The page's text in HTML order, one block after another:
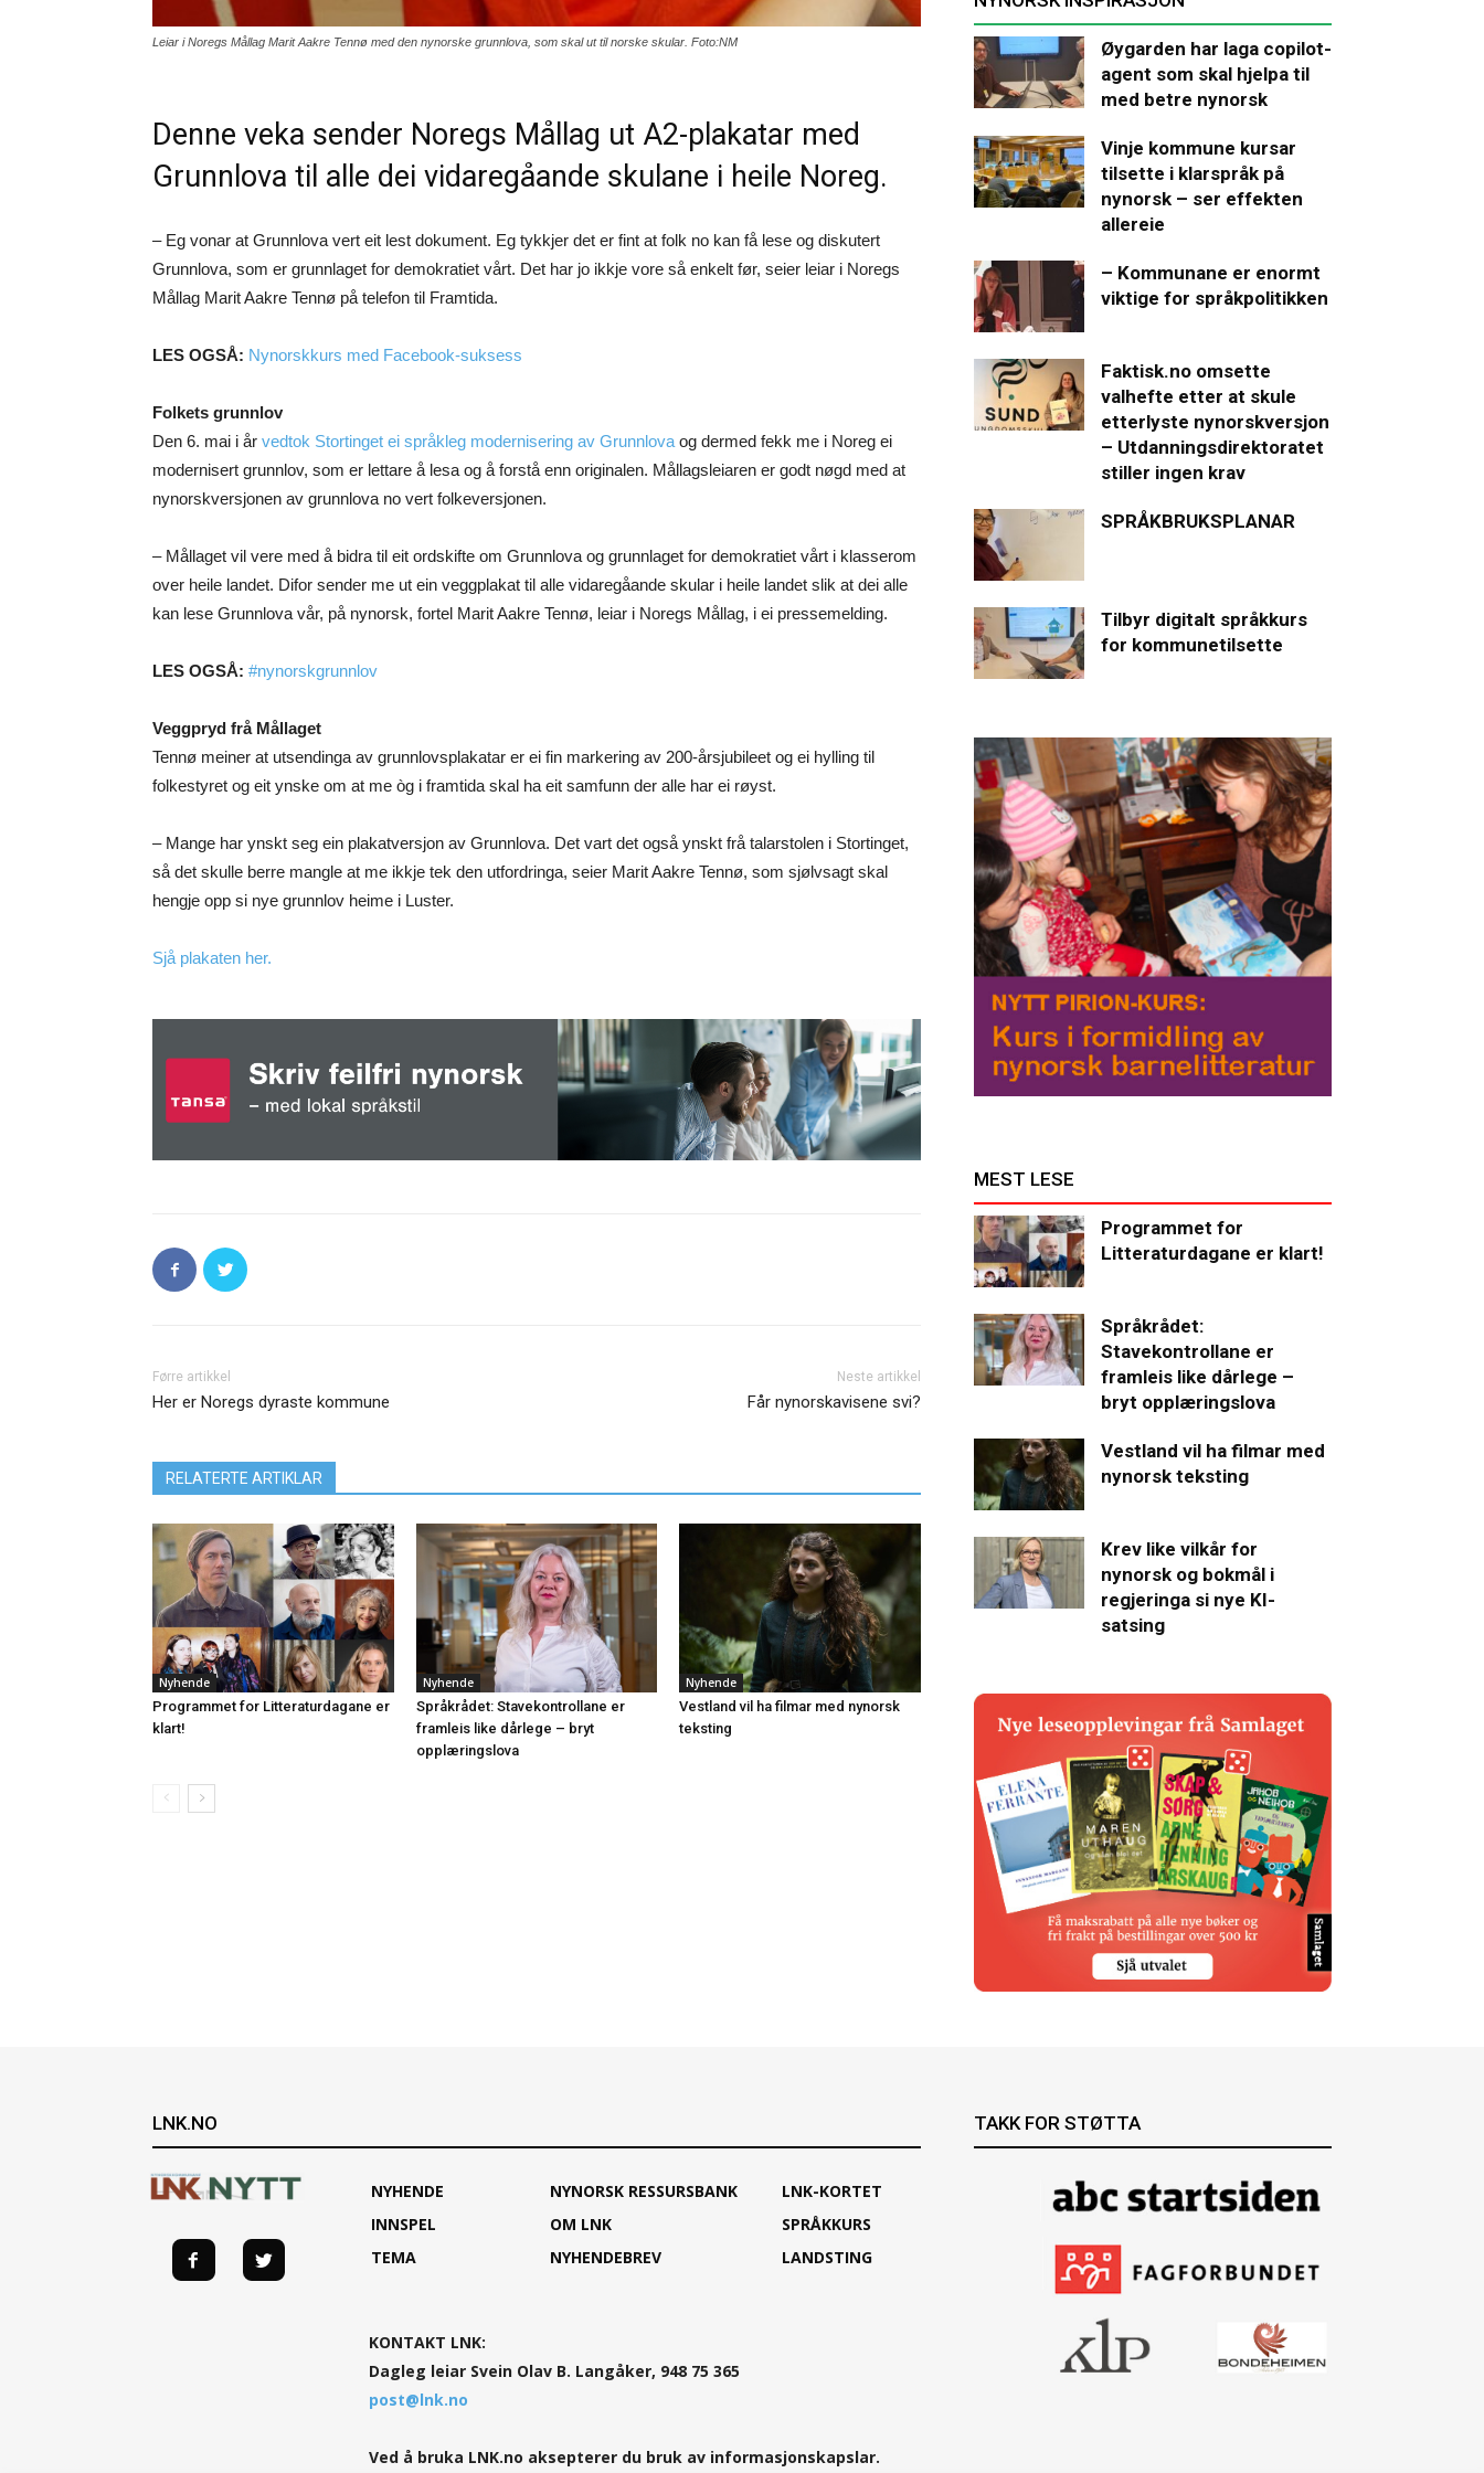
Leiar i Noregs Mållag Marit Aakre Tennø med den nynorske grunnlova, som skal ut til norske skular. Foto:NM
Denne veka sender Noregs Mållag ut A2-plakatar med
Grunnlova til alle dei vidaregåande skulane i heile Noreg.
– Eg vonar at Grunnlova vert eit lest dokument. Eg tykkjer det er fint at folk no kan få lese og diskutert
Grunnlova, som er grunnlaget for demokratiet vårt. Det har jo ikkje vore så enkelt før, seier leiar i Noregs
Mållag Marit Aakre Tennø på telefon til Framtida.
LES OGSÅ: Nynorskkurs med Facebook-suksess
Folkets grunnlov
Den 6. mai i år vedtok Stortinget ei språkleg modernisering av Grunnlova og dermed fekk me i Noreg ei
modernisert grunnlov, som er lettare å lesa og å forstå enn originalen. Mållagsleiaren er godt nøgd med at
nynorskversjonen av grunnlova no vert folkeversjonen.
– Mållaget vil vere med å bidra til eit ordskifte om Grunnlova og grunnlaget for demokratiet vårt i klasserom
over heile landet. Difor sender me ut ein veggplakat til alle vidaregåande skular i heile landet slik at dei alle
kan lese Grunnlova vår, på nynorsk, fortel Marit Aakre Tennø, leiar i Noregs Mållag, i ei pressemelding.
LES OGSÅ: #nynorskgrunnlov
Veggpryd frå Mållaget
Tennø meiner at utsendinga av grunnlovsplakatar er ei fin markering av 200-årsjubileet og ei hylling til
folkestyret og eit ynske om at me òg i framtida skal ha eit samfunn der alle har ei røyst.
– Mange har ynskt seg ein plakatversjon av Grunnlova. Det vart det også ynskt frå talarstolen i Stortinget,
så det skulle berre mangle at me ikkje tek den utfordringa, seier Marit Aakre Tennø, som sjølvsagt skal
hengje opp si nye grunnlov heime i Luster.
Sjå plakaten her.
Førre artikkel
Her er Noregs dyraste kommune
Neste artikkel
Får nynorskavisene svi?
RELATERTE ARTIKLAR
Nyhende
Programmet for Litteraturdagane er
klart!
Nyhende
Språkrådet: Stavekontrollane er
framleis like dårlege – bryt
opplæringslova
Nyhende
Vestland vil ha filmar med nynorsk
teksting
Øygarden har laga copilot-
agent som skal hjelpa til
med betre nynorsk
Vinje kommune kursar
tilsette i klarspråk på
nynorsk – ser effekten
allereie
– Kommunane er enormt
viktige for språkpolitikken
Faktisk.no omsette
valhefte etter at skule
etterlyste nynorskversjon
– Utdanningsdirektoratet
stiller ingen krav
SPRÅKBRUKSPLANAR
Tilbyr digitalt språkkurs
for kommunetilsette
MEST LESE
Programmet for
Litteraturdagane er klart!
Språkrådet:
Stavekontrollane er
framleis like dårlege –
bryt opplæringslova
Vestland vil ha filmar med
nynorsk teksting
Krev like vilkår for
nynorsk og bokmål i
regjeringa si nye KI-
satsing
LNK.NO
NYHENDE
INNSPEL
TEMA
NYNORSK RESSURSBANK
OM LNK
NYHENDEBREV
LNK-KORTET
SPRÅKKURS
LANDSTING
KONTAKT LNK:
Dagleg leiar Svein Olav B. Langåker, 948 75 365
post@lnk.no
Ved å bruka LNK.no aksepterer du bruk av informasjonskapslar.
TAKK FOR STØTTA